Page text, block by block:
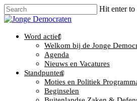
Hit enter to
Word actief
Welkom bij de Jonge
Agenda
Nieuws en Vacatures
Standpunten
Moties en Politiek
Beginselen